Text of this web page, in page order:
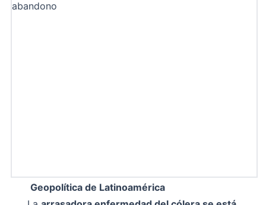
Geopolítica de Latinoamérica